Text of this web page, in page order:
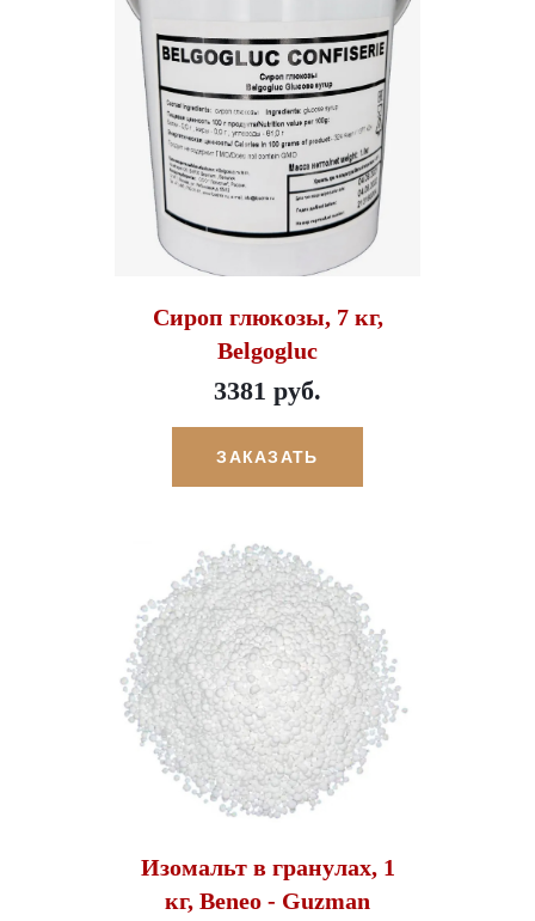
Сироп глюкозы, 7 кг,
Belgogluc
3381 руб.
ЗАКАЗАТЬ
Изомальт в гранулах, 1
кг, Beneo - Guzman